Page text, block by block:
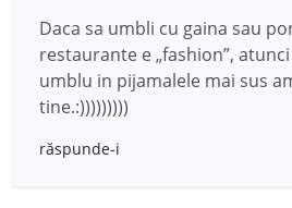
Daca sa umbli cu gaina sau
restaurante e „fashion”,
umblu in pijamalele mai sus
tine.:)))))))))
răspunde-i